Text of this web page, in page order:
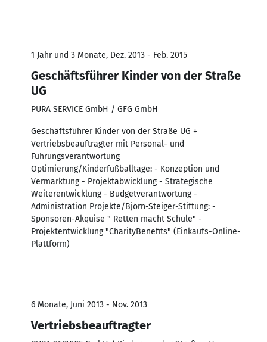
1 Jahr und 3 Monate, Dez. 2013 - Feb. 2015
Geschäftsführer Kinder von der Straße
UG
PURA SERVICE GmbH / GFG GmbH
Geschäftsführer Kinder von der Straße UG +
Vertriebsbeauftragter mit Personal- und
Führungsverantwortung
Optimierung/Kinderfußballtage: - Konzeption und
Vermarktung - Projektabwicklung - Strategische
Weiterentwicklung - Budgetverantwortung -
Administration Projekte/Björn-Steiger-Stiftung: -
Sponsoren-Akquise " Retten macht Schule" -
Projektentwicklung "CharityBenefits" (Einkaufs-Online-
Plattform)
6 Monate, Juni 2013 - Nov. 2013
Vertriebsbeauftragter